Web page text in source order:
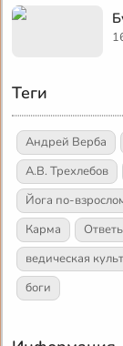
Теги
Андрей Верба
А.В. Трехлебов
Йога по-
Карма
ведическая
боги